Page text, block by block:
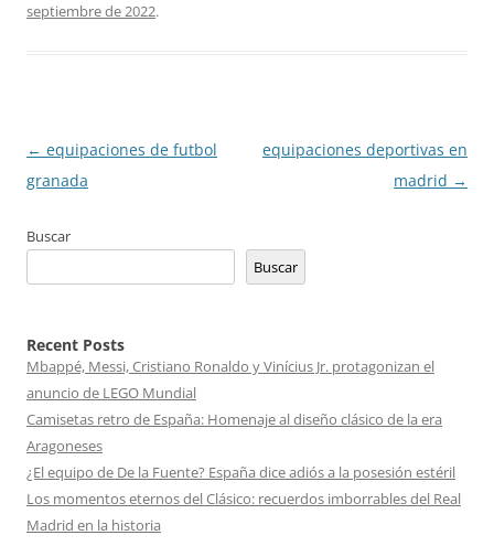
septiembre de 2022.
Navegación
de
← equipaciones de futbol
granada
equipaciones deportivas en
madrid →
Buscar
Buscar
Recent Posts
Mbappé, Messi, Cristiano Ronaldo y Vinícius Jr. protagonizan el
anuncio de LEGO Mundial
Camisetas retro de España: Homenaje al diseño clásico de la era
Aragoneses
¿El equipo de De la Fuente? España dice adiós a la posesión estéril
Los momentos eternos del Clásico: recuerdos imborrables del Real
Madrid en la historia